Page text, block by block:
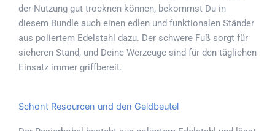
der Nutzung gut trocknen können, bekommst Du in
diesem Bundle auch einen edlen und funktionalen Ständer
aus poliertem Edelstahl dazu. Der schwere Fuß sorgt für
sicheren Stand, und Deine Werzeuge sind für den täglichen
Einsatz immer griffbereit.
Schont Resourcen und den Geldbeutel